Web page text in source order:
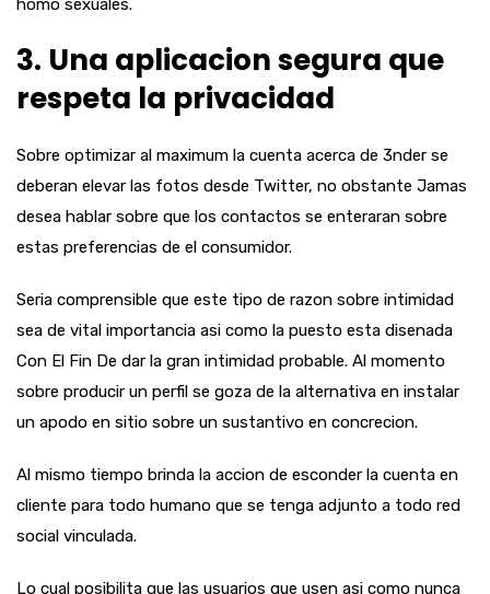
homo sexuales.
3. Una aplicacion segura que
respeta la privacidad
Sobre optimizar al maximum la cuenta acerca de 3nder se
deberan elevar las fotos desde Twitter, no obstante Jamas
desea hablar sobre que los contactos se enteraran sobre
estas preferencias de el consumidor.
Seri­a comprensible que este tipo de razon sobre intimidad
sea de vital importancia asi­ como la puesto esta disenada
Con El Fin De dar la gran intimidad probable. Al momento
sobre producir un perfil se goza de la alternativa en instalar
un apodo en sitio sobre un sustantivo en concrecion.
Al mismo tiempo brinda la accion de esconder la cuenta en
cliente para todo humano que se tenga adjunto a todo red
social vinculada.
Lo cual posibilita que las usuarios que usen asi­ como nunca